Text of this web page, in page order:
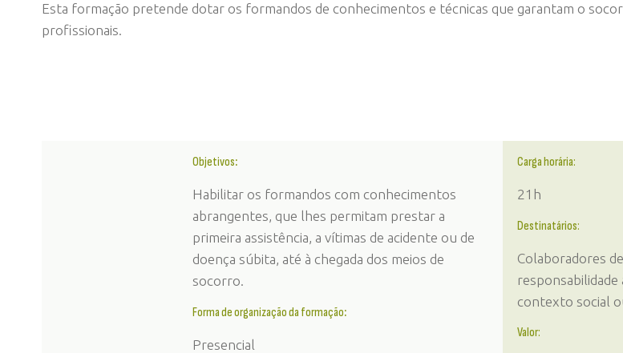
Esta formação pretende dotar os formandos de conhecimentos e técnicas que garantam o
profissionais.
Objetivos:
Habilitar os formandos com conhecimentos
abrangentes, que lhes permitam prestar a
primeira assistência, a vítimas de acidente ou de
doença súbita, até à chegada dos meios de
socorro.
Forma de organização da formação:
Presencial
Carga horária:
21h
Destinatários:
Colaboradores
responsabilidade
contexto social
Valor: